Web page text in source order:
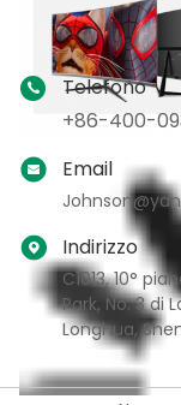
Telefono
+86-400-
Email
Indirizzo
C1013, 10°
Park, No. 3 di
Longhua,